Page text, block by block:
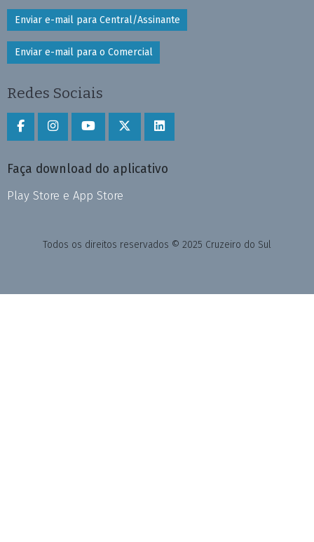
Enviar e-mail para Central/Assinante
Enviar e-mail para o Comercial
Redes Sociais
Faça download do aplicativo
Play Store e App Store
Todos os direitos reservados © 2025 Cruzeiro do Sul